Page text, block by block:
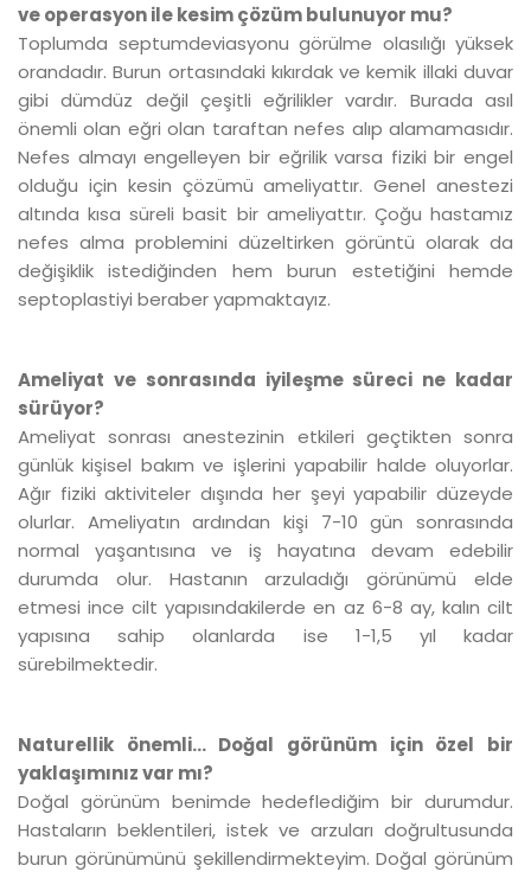
ve operasyon ile kesim çözüm bulunuyor mu?
Toplumda septumdeviasyonu görülme olasılığı yüksek
orandadır. Burun ortasındaki kıkırdak ve kemik illaki duvar
gibi dümdüz değil çeşitli eğrilikler vardır. Burada asıl
önemli olan eğri olan taraftan nefes alıp alamamasıdır.
Nefes almayı engelleyen bir eğrilik varsa fiziki bir engel
olduğu için kesin çözümü ameliyattır. Genel anestezi
altında kısa süreli basit bir ameliyattır. Çoğu hastamız
nefes alma problemini düzeltirken görüntü olarak da
değişiklik istediğinden hem burun estetiğini hemde
septoplastiyi beraber yapmaktayız.
Ameliyat ve sonrasında iyileşme süreci ne kadar
sürüyor?
Ameliyat sonrası anestezinin etkileri geçtikten sonra
günlük kişisel bakım ve işlerini yapabilir halde oluyorlar.
Ağır fiziki aktiviteler dışında her şeyi yapabilir düzeyde
olurlar. Ameliyatın ardından kişi 7-10 gün sonrasında
normal yaşantısına ve iş hayatına devam edebilir
durumda olur. Hastanın arzuladığı görünümü elde
etmesi ince cilt yapısındakilerde en az 6-8 ay, kalın cilt
yapısına sahip olanlarda ise 1-1,5 yıl kadar
sürebilmektedir.
Naturellik önemli… Doğal görünüm için özel bir
yaklaşımınız var mı?
Doğal görünüm benimde hedeflediğim bir durumdur.
Hastaların beklentileri, istek ve arzuları doğrultusunda
burun görünümünü şekillendirmekteyim. Doğal görünüm